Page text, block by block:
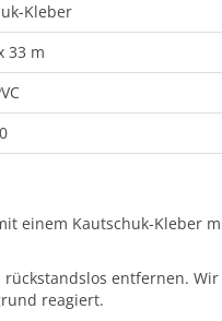
Kleber
33 m
einem Kautschuk-
entfernen.
reagiert.